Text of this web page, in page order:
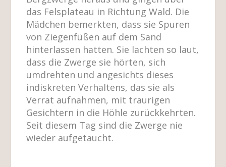
das Felsplateau in Richtung Wald. Die
Mädchen bemerkten, dass sie Spuren
von Ziegenfüßen auf dem Sand
hinterlassen hatten. Sie lachten so laut,
dass die Zwerge sie hörten, sich
umdrehten und angesichts dieses
indiskreten Verhaltens, das sie als
Verrat aufnahmen, mit traurigen
Gesichtern in die Höhle zurückkehrten.
Seit diesem Tag sind die Zwerge nie
wieder aufgetaucht.